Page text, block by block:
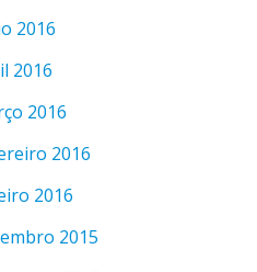
2016
2016
2016
2016
2016
2015